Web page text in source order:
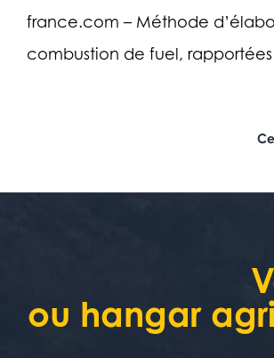
france.com – Méthode
combustion de fuel,
ou hangar